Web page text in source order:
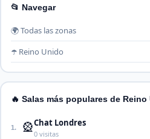
📂 Navegar
🌍 Todas las zonas
☂️ Reino Unido
🔥 Salas más populares de Reino
1. 🎡Chat Londres
0 visitas